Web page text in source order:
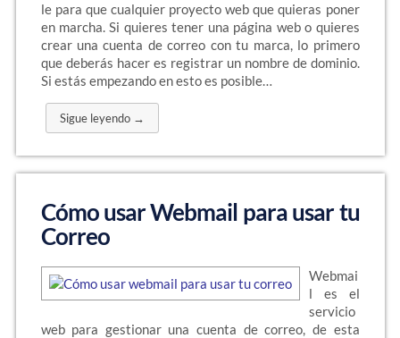
le para que cualquier proyecto web que quieras poner
en marcha. Si quieres tener una página web o quieres
crear una cuenta de correo con tu marca, lo primero
que deberás hacer es registrar un nombre de dominio.
Si estás empezando en esto es posible…
Sigue leyendo →
Cómo usar Webmail para usar tu
Correo
Webmai
l es el
servicio
web para gestionar una cuenta de correo, de esta